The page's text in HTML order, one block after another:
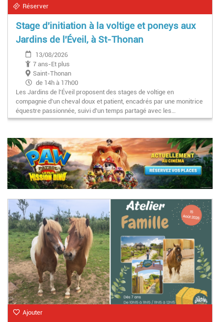
Réserver
Stage d'initiation à la voltige et poneys aux
Jardins de l'Éveil, à St-Thonan
13/08/2026
7 ans-Et plus
Saint-Thonan
de 14h à 17h00
Les Jardins de l'Éveil proposent des stages de voltige en
compagnie d'un cheval doux et patient, encadrés par une monitrice
équestre passionnée, suivi d'un temps partagé avec les…
Ajouter